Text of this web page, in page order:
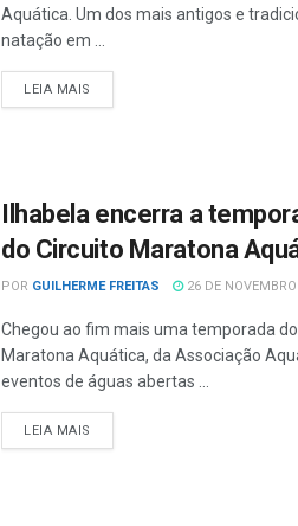
Aquática. Um dos mais antigos e
natação em ...
LEIA MAIS
Ilhabela encerra a
do Circuito Maratona
POR GUILHERME FREITAS 26 DE
Chegou ao fim mais uma temporada
Maratona Aquática, da Associação
eventos de águas abertas ...
LEIA MAIS